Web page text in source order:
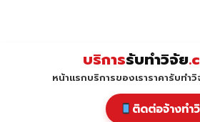
บริการรับทำวิจัย
หน้าแรกบริการของเราราคารับทำ
ติดต่อจ้างทำ